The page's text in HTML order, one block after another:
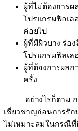
ผู้ที่ไม่ต้องการ
โปรแกรมฟิลเล
ค่อยไป
ผู้ที่มีผิวบาง ร่อ
โปรแกรมฟิลเล
ผู้ที่ต้องการผลก
ครั้ง
อย่างไรก็ตาม กา
เชี่ยวชาญก่อนการรักษ
ไม่เหมาะสมในกรณี